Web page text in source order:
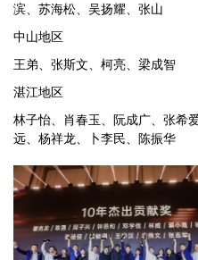
滨、苏海松、吴扬耀、张山
中山地区
王弟、张斯文、柯亮、梁成智
湛江地区
林子怡、肖春玉、阮成广、张希
远、杨祥龙、卜李民、陈振华